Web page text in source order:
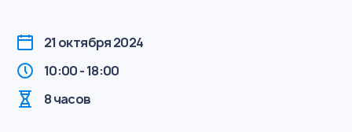
21 октября 2024
10:00 - 18:00
8 часов